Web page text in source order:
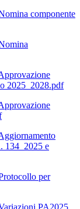
componente
2025_2028.pdf
134_2025 e
per